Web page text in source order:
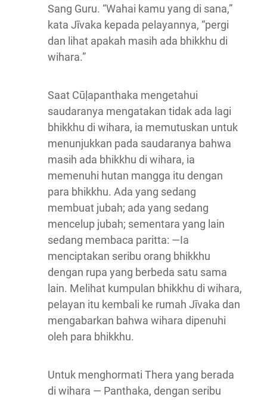
Sang Guru. “Wahai kamu yang di sana,”
kata Jīvaka kepada pelayannya, “pergi
dan lihat apakah masih ada bhikkhu di
wihara.”
Saat Cūḷapanthaka mengetahui
saudaranya mengatakan tidak ada lagi
bhikkhu di wihara, ia memutuskan untuk
menunjukkan pada saudaranya bahwa
masih ada bhikkhu di wihara, ia
memenuhi hutan mangga itu dengan
para bhikkhu. Ada yang sedang
membuat jubah; ada yang sedang
mencelup jubah; sementara yang lain
sedang membaca paritta: —Ia
menciptakan seribu orang bhikkhu
dengan rupa yang berbeda satu sama
lain. Melihat kumpulan bhikkhu di wihara,
pelayan itu kembali ke rumah Jīvaka dan
mengabarkan bahwa wihara dipenuhi
oleh para bhikkhu.
Untuk menghormati Thera yang berada
di wihara — Panthaka, dengan seribu